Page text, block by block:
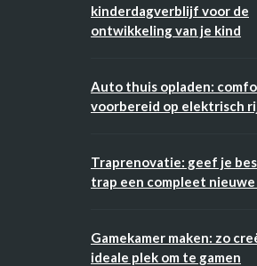
kinderdagverblijf voor de
ontwikkeling van je kind
Auto thuis opladen:
voorbereid op elektrisch
Traprenovatie: geef je
trap een compleet
Gamekamer maken: zo
ideale plek om te gamen